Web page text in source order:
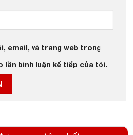
email, và trang web trong
lần bình luận kế tiếp của tôi.